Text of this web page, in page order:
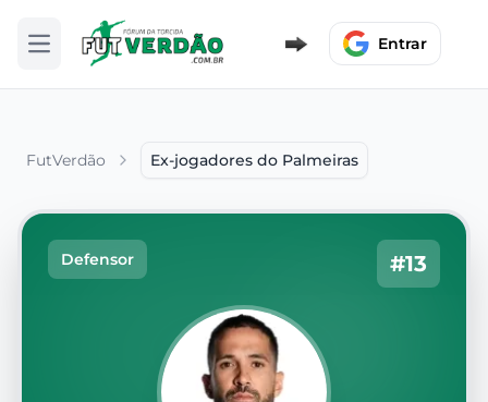
Abrir menu Entrar
FutVerdão Ex-jogadores do Palmeiras
Defensor #13